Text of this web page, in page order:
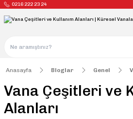
0216 222 23 24
Anasayfa Bloglar Genel
Vana Çeşitleri ve
Alanları